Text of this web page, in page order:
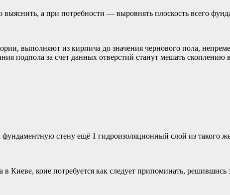
а при потребности — выровнять плоскость всего
выполняют из кирпича до значения чернового пола,
подпола за счет данных отверстий станут мешать
стену ещё 1 гидроизоляционный слой из такого
Киеве, коие потребуется как следует припоминать, решившись